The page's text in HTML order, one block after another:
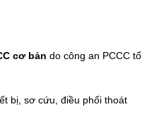
cơ bản do công an PCCC tổ
bị, sơ cứu, điều phối thoát